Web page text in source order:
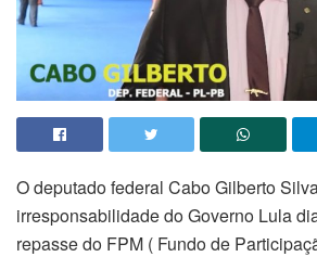
O deputado federal Cabo Gilberto
irresponsabilidade do Governo Lula
repasse do FPM ( Fundo de